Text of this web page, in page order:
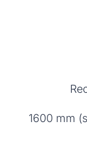
1600 mm